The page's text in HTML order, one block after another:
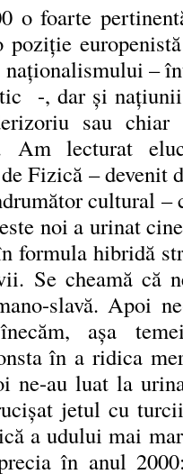
o foarte
poziție
–
-, dar și națiunii
sau chiar
Am lecturat
Fizică – devenit
cultural –
noi a urinat
formula hibridă
Se cheamă că
slavă. Apoi
așa
în a ridica
ne-au luat la
jetul cu
a udului mai
în anul